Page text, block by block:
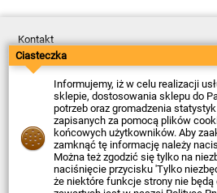
Kontakt
Dostawa
Płatność
Zwroty
Reklamacje
Regulamin
Polityka Prywatności
O Firmie
Data ostatniej aktualizacji: 2026-08-05
© Firma Piekarz Sp. z o.o. 2000-2026
Sklep elektroniczny Firma Piekarz Sp. z o.o.
Ciasteczka
Informujemy, iż w celu realizacji
sklepie, dostosowania sklepu do
potrzeb oraz gromadzenia
zapisanych za pomocą plików
końcowych użytkowników. Aby
zamknąć tę informację należy
Można też zgodzić się tylko na
naciśnięcie przycisku 'Tylko
że niektóre funkcje strony nie